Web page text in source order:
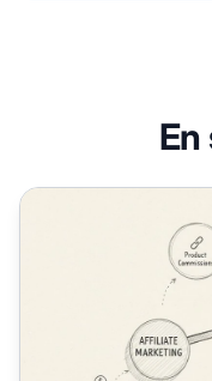
En
Comment monétiser